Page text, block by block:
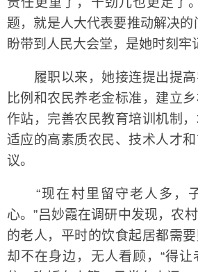
题，就是人大代表要推动解决的
盼带到人民大会堂，是她时刻牢
履职以来，她接连提出提高
比例和农民养老金标准，建立
作站，完善农民教育培训机制
适应的高素质农民、技术人才
议。
“现在村里留守老人多，
心。”吕妙霞在调研中发现，农
的老人，平时的饮食起居都需
却不在身边，无人看顾，“得